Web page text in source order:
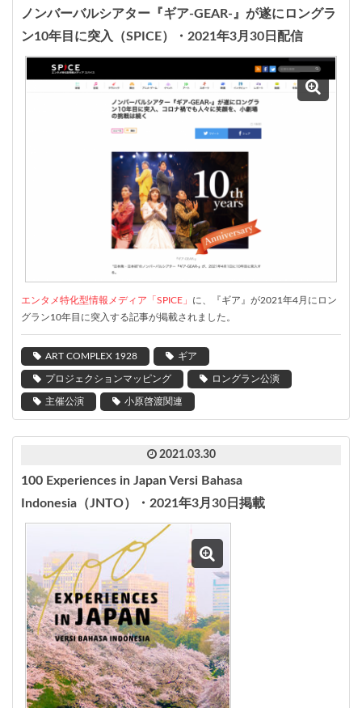
ノンバーバルシアター『ギア-GEAR-』が遂にロングラ
ン10年目に突入（SPICE）・2021年3月30日配信
エンタメ特化型情報メディア「SPICE」 に、『ギア』が2021年4月にロン
グラン10年目に突入する記事が掲載されました。
ART COMPLEX 1928 ギア
プロジェクションマッピング ロングラン公演
主催公演 小原啓渡関連
2021.03.30
100 Experiences in Japan Versi Bahasa
Indonesia（JNTO）・2021年3月30日掲載